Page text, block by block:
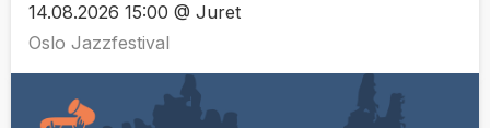
14.08.2026 15:00 @ Juret
Oslo Jazzfestival